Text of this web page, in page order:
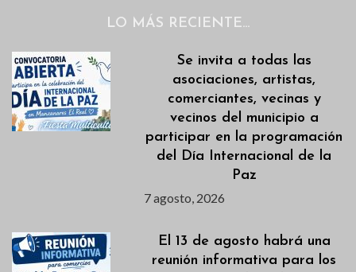
LO MÁS RECIENTE…
Se invita a todas las
asociaciones, artistas,
comerciantes, vecinas y
vecinos del municipio a
participar en la programación
del Día Internacional de la
Paz
7 agosto, 2026
El 13 de agosto habrá una
reunión informativa para los